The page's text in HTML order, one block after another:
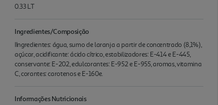
0.33 LT
Ingredientes/Composição
IIngredientes: água, sumo de laranja a partir de concentrado (8,1%),
açúcar, acidificante: ácido cítrico, estabilizadores: E-414 e E-445,
conservante: E-202, edulcorantes: E-952 e E-955, aromas, vitamina
C, corantes: carotenos e E-160e.
Informações Nutricionais